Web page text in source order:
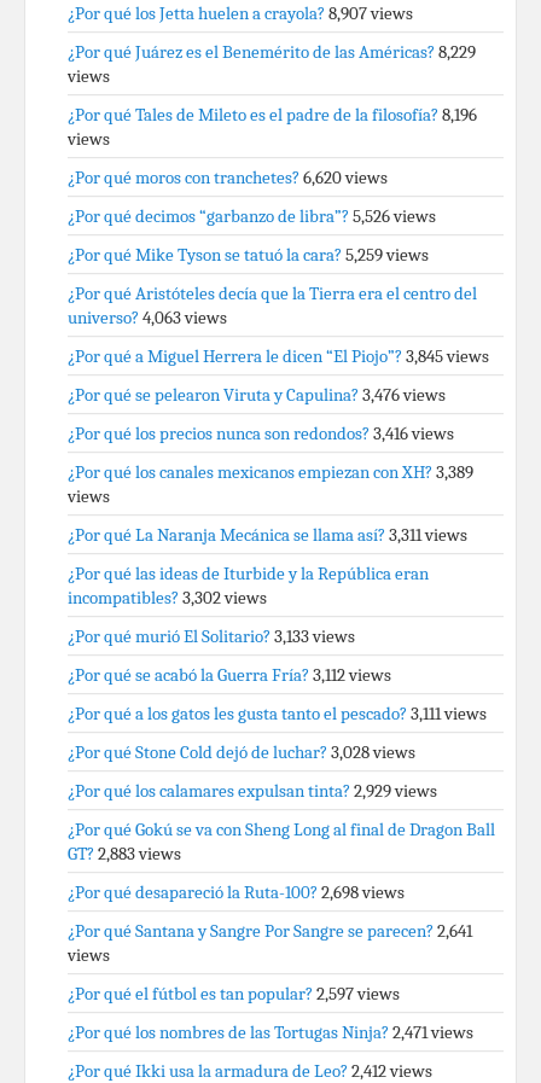
¿Por qué los Jetta huelen a crayola? 8,907 views
¿Por qué Juárez es el Benemérito de las Américas? 8,229
views
¿Por qué Tales de Mileto es el padre de la filosofía? 8,196
views
¿Por qué moros con tranchetes? 6,620 views
¿Por qué decimos “garbanzo de libra”? 5,526 views
¿Por qué Mike Tyson se tatuó la cara? 5,259 views
¿Por qué Aristóteles decía que la Tierra era el centro del
universo? 4,063 views
¿Por qué a Miguel Herrera le dicen “El Piojo”? 3,845 views
¿Por qué se pelearon Viruta y Capulina? 3,476 views
¿Por qué los precios nunca son redondos? 3,416 views
¿Por qué los canales mexicanos empiezan con XH? 3,389
views
¿Por qué La Naranja Mecánica se llama así? 3,311 views
¿Por qué las ideas de Iturbide y la República eran
incompatibles? 3,302 views
¿Por qué murió El Solitario? 3,133 views
¿Por qué se acabó la Guerra Fría? 3,112 views
¿Por qué a los gatos les gusta tanto el pescado? 3,111 views
¿Por qué Stone Cold dejó de luchar? 3,028 views
¿Por qué los calamares expulsan tinta? 2,929 views
¿Por qué Gokú se va con Sheng Long al final de Dragon Ball
GT? 2,883 views
¿Por qué desapareció la Ruta-100? 2,698 views
¿Por qué Santana y Sangre Por Sangre se parecen? 2,641
views
¿Por qué el fútbol es tan popular? 2,597 views
¿Por qué los nombres de las Tortugas Ninja? 2,471 views
¿Por qué Ikki usa la armadura de Leo? 2,412 views